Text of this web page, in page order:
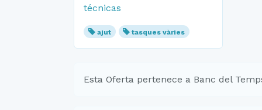
técnicas
ajut tasques vàries
Esta Oferta pertenece a Banc del